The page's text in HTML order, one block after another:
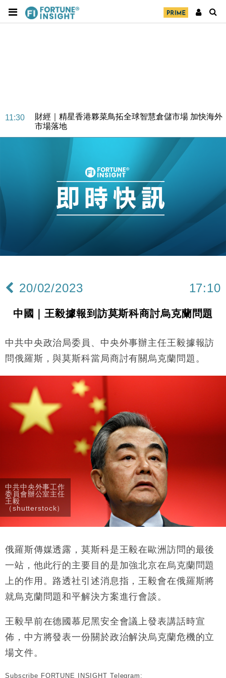
11:30
財經｜精星香港夥菜鳥拓全球智慧倉儲市場 加快海外
市場落地
地產｜大酒店中期轉賺2300萬元 斥21億翻新香港及
國際｜特朗普赴洛杉磯高球場活動前 男子攜槍彈被捕
財經｜香港7月PMI回落至51 企業擴張放慢兼縮減人
11:40
財經｜黑石傳再籌逾360億美元 支援Anthropic租用
財經｜美商務部擬擴大金屬關稅範圍 14類產品或加徵
17:40
財經｜本港6月零售額連升14個月 珠寶鐘錶銷售升勢
16:33
財經｜滙控重啟最多10億美元回購 派息比率目標維持
15:59
財經｜SA售股自救後再出手 斥4億美元押注未上市公
司
地產｜大酒店中期轉賺2300萬元 斥21億翻新香港及
東京半島
13:12
國際｜特朗普赴洛杉磯高球場活動前 男子攜槍彈被捕
財經｜香港7月PMI回落至51 企業擴張放慢兼縮減人
財經｜黑石傳再籌逾360億美元 支援Anthropic租用
Google晶片
10:57
財經｜美商務部擬擴大金屬關稅範圍 14類產品或加徵
25%
本地｜新世界K11 9月升級會員制度 增鉑金卡級別鎖
17:40
財經｜本港6月零售額連升14個月 珠寶鐘錶銷售升勢
最強
16:33
財經｜滙控重啟最多10億美元回購 派息比率目標維持
50%
20/02/2023 17:10
中國｜王毅據報到訪莫斯科商討烏克蘭問題
中共中央政治局委員、中央外事辦主任王毅據報訪
問俄羅斯，與莫斯科當局商討有關烏克蘭問題。
中共中央外事工作
委員會辦公室主任
王毅
（shutterstock）
俄羅斯傳媒透露，莫斯科是王毅在歐洲訪問的最後
一站，他此行的主要目的是加強北京在烏克蘭問題
上的作用。路透社引述消息指，王毅會在俄羅斯將
就烏克蘭問題和平解決方案進行會談。
王毅早前在德國慕尼黑安全會議上發表講話時宣
佈，中方將發表一份關於政治解決烏克蘭危機的立
場文件。
Subscribe FORTUNE INSIGHT Telegram: